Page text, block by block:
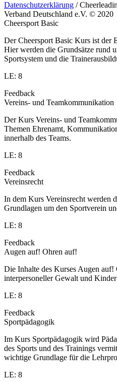
Datenschutzerklärung /
Verband Deutschland e.V. © 2020
Cheersport Basic
Der Cheersport Basic Kurs ist der
Hier werden die Grundsätze rund
Sportsystem und die
LE: 8
Feedback
Vereins- und Teamkommunikation
Der Kurs Vereins- und
Themen Ehrenamt,
innerhalb des Teams.
LE: 8
Feedback
Vereinsrecht
In dem Kurs Vereinsrecht werden
Grundlagen um den Sportverein
LE: 8
Feedback
Augen auf! Ohren auf!
Die Inhalte des Kurses Augen
interpersoneller Gewalt und
LE: 8
Feedback
Sportpädagogik
Im Kurs Sportpädagogik wird
des Sports und des Trainings
wichtige Grundlage für die
LE: 8